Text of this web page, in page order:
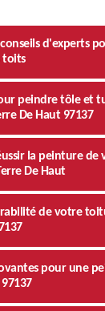
d'experts
toits
peindre tôle et
De Haut 97137
la peinture de
De Haut
de votre
pour une